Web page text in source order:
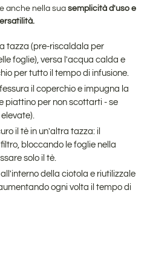
anche nella sua semplicità d'uso e
tazza (pre-riscaldala per
foglie), versa l'acqua calda e
per tutto il tempo di infusione.
il coperchio e impugna la
piattino per non scottarti - se
il tè in un'altra tazza: il
bloccando le foglie nella
solo il tè.
della ciotola e riutilizzale
ogni volta il tempo di